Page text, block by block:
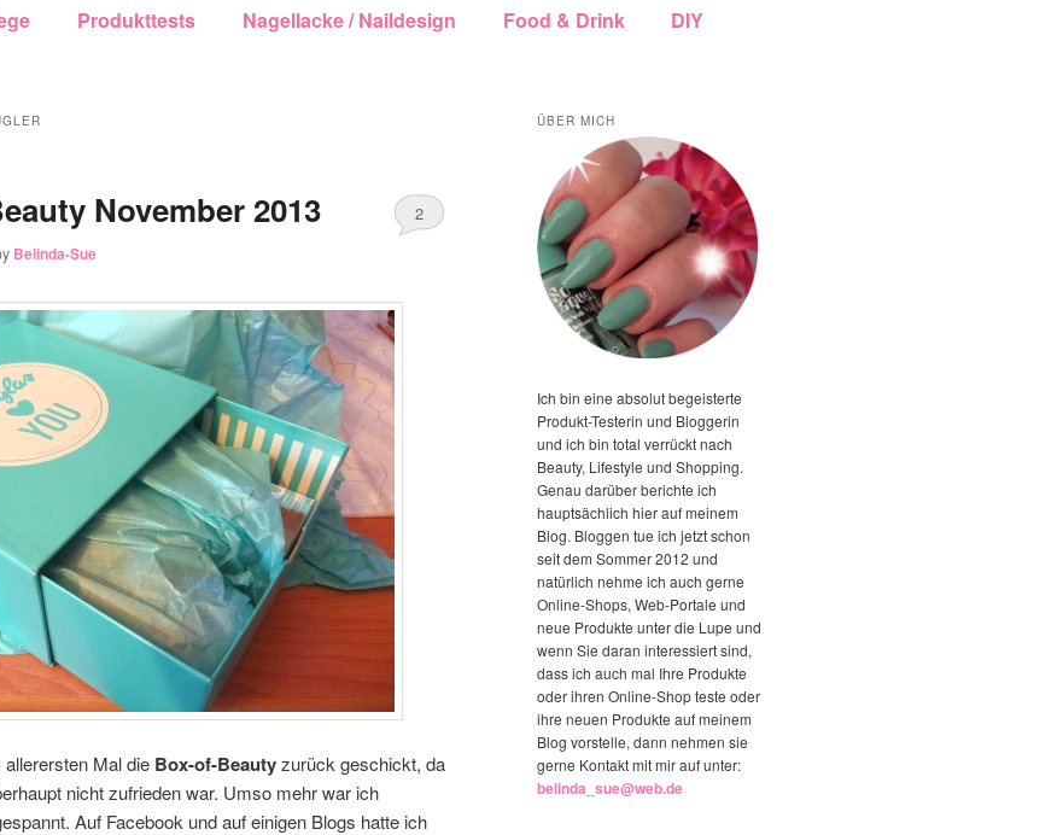
Produkttests Nagellacke / Naildesign Food & Drink DIY
November 2013
Belinda-Sue
2
Mal die Box-of-Beautyzurück geschickt, da
nicht zufrieden war. Umso mehr war ich
Auf Facebook und auf einigen Blogs hatte ich
ÜBER MICH
Ich bin eine absolut begeisterte
Produkt-Testerin und Bloggerin
und ich bin total verrückt nach
Beauty, Lifestyle und Shopping.
Genau darüber berichte ich
hauptsächlich hier auf meinem
Blog. Bloggen tue ich jetzt schon
seit dem Sommer 2012 und
natürlich nehme ich auch gerne
Online-Shops, Web-Portale und
neue Produkte unter die Lupe und
wenn Sie daran interessiert sind,
dass ich auch mal Ihre Produkte
oder ihren Online-Shop teste oder
ihre neuen Produkte auf meinem
Blog vorstelle, dann nehmen sie
gerne Kontakt mit mir auf unter:
belinda_sue@web.de